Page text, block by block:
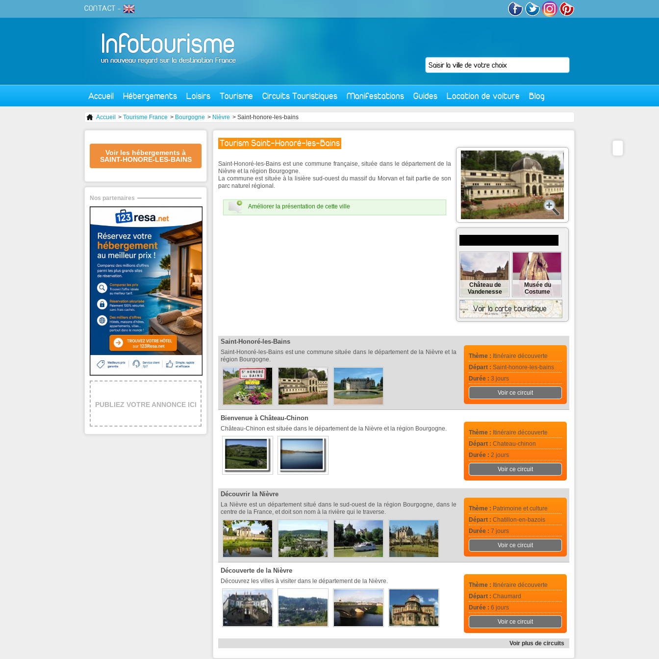
CONTACT -
Accueil Hébergements Loisirs Tourisme Circuits Touristiques Manifestations Guides Location de voiture Blog
Accueil > Tourisme France > Bourgogne > Nièvre > Saint-honore-les-bains
Tourism Saint-Honoré-les-Bains
Saint-Honoré-les-Bains est une commune française, située dans le département de la
Nièvre et la région Bourgogne.
La commune est située à la lisière sud-ouest du massif du Morvan et fait partie de son
parc naturel régional.
Améliorer la présentation de cette ville
Château de
Vandenesse
Musée du
Costume
Saint-Honoré-les-Bains
Thème : Itinéraire découverte
Départ : Saint-honore-les-bains
Durée : 3 jours
Voir ce circuit
Saint-Honoré-les-Bains est une commune située dans le département de la Nièvre et la
région Bourgogne.
Bienvenue à Château-Chinon
Thème : Itinéraire découverte
Départ : Chateau-chinon
Durée : 2 jours
Voir ce circuit
Château-Chinon est située dans le département de la Nièvre et la région Bourgogne.
Découvrir la Nièvre
Thème : Patrimoine et culture
Départ : Chatillon-en-bazois
Durée : 7 jours
Voir ce circuit
La Nièvre est un département situé dans le sud-ouest de la région Bourgogne, dans le
centre de la France, et doit son nom à la rivière qui le traverse.
Découverte de la Nièvre
Thème : Itinéraire découverte
Départ : Chaumard
Durée : 6 jours
Voir ce circuit
Découvrez les villes à visiter dans le département de la Nièvre.
Voir plus de circuits
Voir les hébergements à
SAINT-HONORE-LES-BAINS
Nos partenaires
PUBLIEZ VOTRE ANNONCE ICI